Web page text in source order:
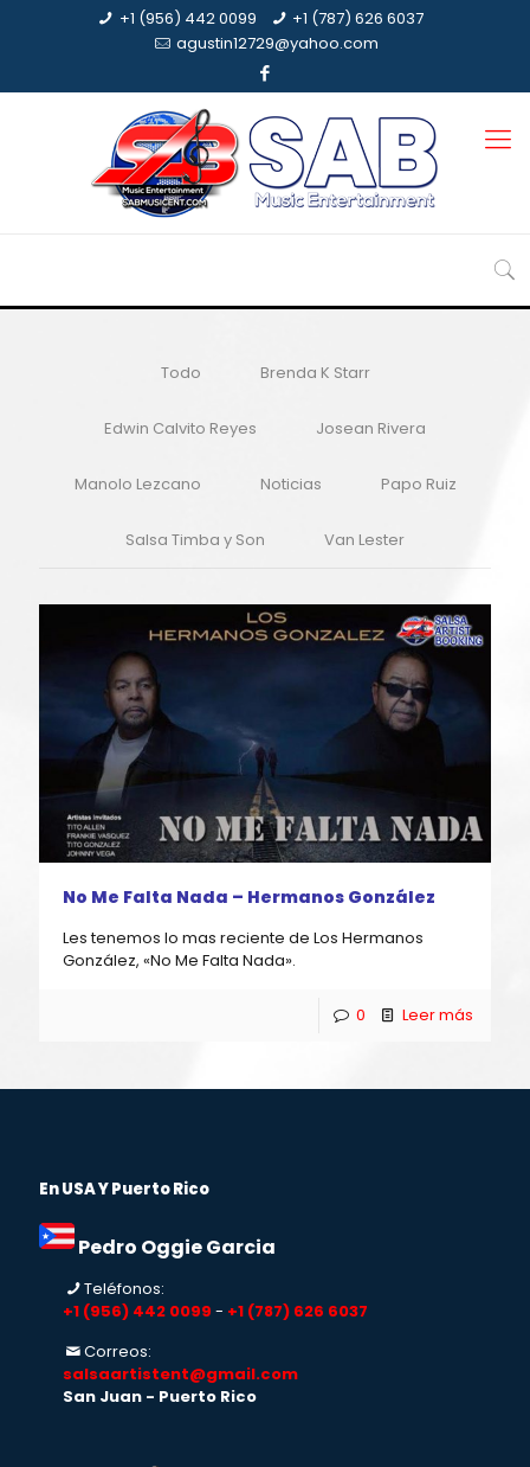
+1 (956) 442 0099
+1 (787) 626 6037
agustin12729@yahoo.com
Todo Brenda K Starr
Edwin Calvito Reyes Josean Rivera
Manolo Lezcano Noticias Papo Ruiz
Salsa Timba y Son Van Lester
No Me Falta Nada – Hermanos González
Les tenemos lo mas reciente de Los Hermanos
González, «No Me Falta Nada».
0 Leer más
En USA Y Puerto Rico
Pedro Oggie Garcia
Teléfonos:
+1 (956) 442 0099 - +1 (787) 626 6037
Correos:
salsaartistent@gmail.com
San Juan - Puerto Rico